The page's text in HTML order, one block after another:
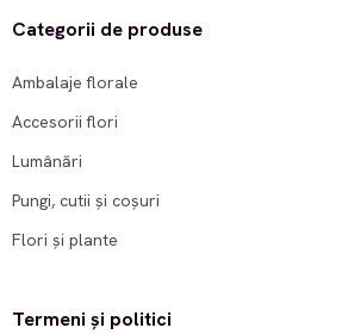
Categorii de produse
Ambalaje florale
Accesorii flori
Lumânări
Pungi, cutii și coșuri
Flori și plante
Termeni și politici